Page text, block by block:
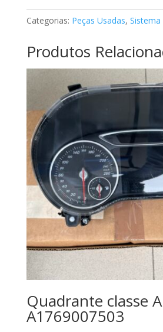
direção
Mercedes
A2184606400
Categorias: Peças Usadas,
Produtos
Quadrante classe
A1769007503